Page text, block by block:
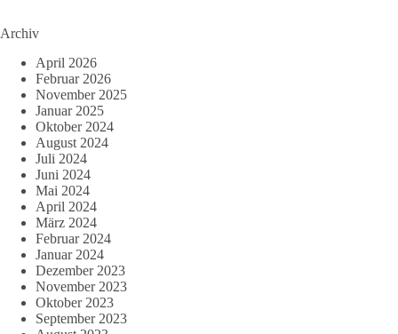
Archiv
April 2026
Februar 2026
November 2025
Januar 2025
Oktober 2024
August 2024
Juli 2024
Juni 2024
Mai 2024
April 2024
März 2024
Februar 2024
Januar 2024
Dezember 2023
November 2023
Oktober 2023
September 2023